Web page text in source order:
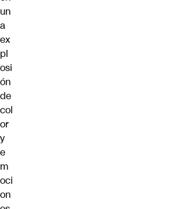
un
a
ex
pl
osi
ón
de
col
or
y
e
m
oci
on